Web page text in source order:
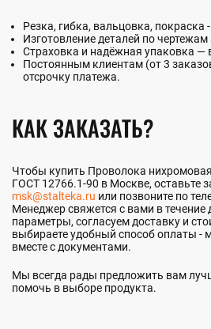
Резка, гибка, вальцовка, покраска
Изготовление деталей по чертежам
Страховка и надёжная упаковка
Постоянным клиентам (от 3
отсрочку платежа.
КАК ЗАКАЗАТЬ?
Чтобы купить Проволока
ГОСТ 12766.1-90 в Москве, оставьте
msk@stalteka.ru или позвоните по
Менеджер свяжется с вами в
параметры, согласуем доставку и
выбираете удобный способ оплаты -
вместе с документами.
Мы всегда рады предложить вам
помочь в выборе продукта.